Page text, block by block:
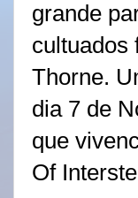
grande
cultuados
Thorne.
dia 7 de
que
Of